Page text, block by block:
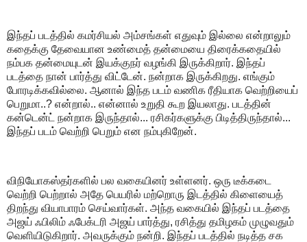
இந்தப் படத்தில் கமர்சியல் அம்சங்கள் எதுவும் இல்லை என்றாலும்
கதைக்கு தேவையான உண்மைத் தன்மையை திரைக்கதையில்
நம்பக தன்மையுடன் இயக்குநர் வழங்கி இருக்கிறார்.‌ இந்தப்
படத்தை நான் பார்த்து விட்டேன். நன்றாக இருக்கிறது. எங்கும்
போரடிக்கவில்லை. ஆனால் இந்த படம் வணிக ரீதியாக வெற்றியைப்
பெறுமா..? என்றால்.. என்னால் உறுதி கூற இயலாது. படத்தின்
கன்டென்ட் நன்றாக இருந்தால்... ரசிகர்களுக்கு பிடித்திருந்தால்...
இந்தப் படம் வெற்றி பெறும் என நம்புகிறேன்.
விநியோகஸ்தர்களில் பல வகையினர் உள்ளனர். ஒரு டீக்கடை
வெற்றி பெற்றால் அதே பெயரில் மற்றொரு இடத்தில் கிளையைத்
திறந்து வியாபாரம் செய்வார்கள். அந்த வகையில் இந்தப் படத்தை
அஜய் ஃபிலிம் ஃபேக்டரி அஜய் பார்த்து, ரசித்து தமிழகம் முழுவதும்
வெளியிடுகிறார். அவருக்கும் நன்றி. இந்தப் படத்தில் நடித்த சக